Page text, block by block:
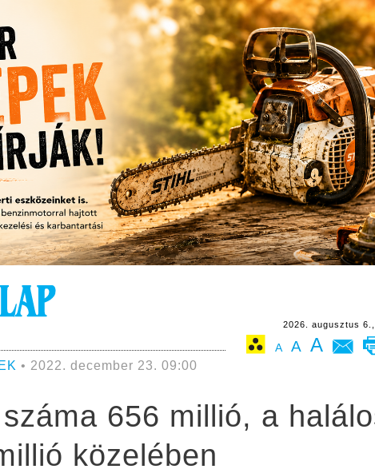
2026. augusztus
A A A
• 2022. december 23. 09:00
656 millió, a
közelében